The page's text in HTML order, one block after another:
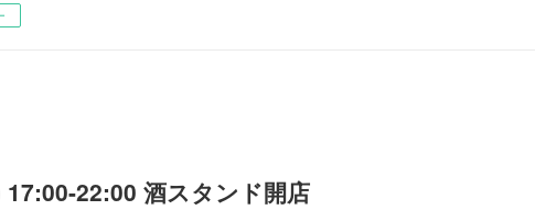
22:00 酒スタンド開店